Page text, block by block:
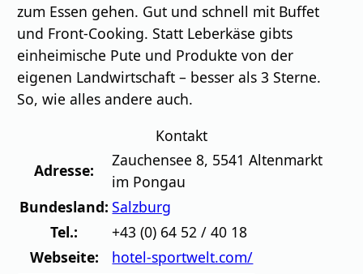
zum Essen gehen. Gut und schnell mit Buffet
und Front-Cooking. Statt Leberkäse gibts
einheimische Pute und Produkte von der
eigenen Landwirtschaft – besser als 3 Sterne.
So, wie alles andere auch.
Kontakt
Adresse:
Zauchensee 8, 5541 Altenmarkt
im Pongau
Bundesland: Salzburg
Tel.:
+43 (0) 64 52 / 40 18
Webseite:
hotel-sportwelt.com/